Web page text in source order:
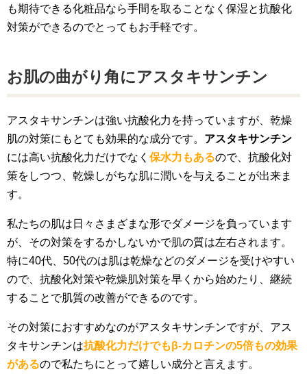
も期待できる化粧品なら手間を取ることなく保湿と抗酸化
対策ができるのでとってもお手軽です。
お肌の曲がり角にアスタキサンチン
アスタキサンチンは強い抗酸化力を持っていますが、乾燥
肌の対策にもとても効果的な成分です。 アスタキサンチン
には高い抗酸化力だけでなく 保水力もあるので、抗酸化対
策をしつつ、乾燥しがちな肌に潤いを与えることが出来ま
す。
私たちの肌は日々さまざまな形でダメージを負っています
が、その対策をするかしないかで肌の質は左右されます。
特に40代、50代のは肌は乾燥などのダメージを受けやすい
ので、抗酸化対策や乾燥肌対策を早くから始めたり、継続
することで肌質の改善ができるのです。
その対策におすすめなのがアスタキサンチンですが、アス
タキサンチンは抗酸化力だけでもβ-カロチンの5倍もの効果
があるので私たちにとって嬉しい成分と言えます。